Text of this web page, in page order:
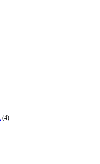
(4)